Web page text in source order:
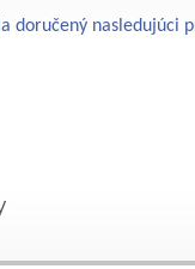
doručený nasledujúci